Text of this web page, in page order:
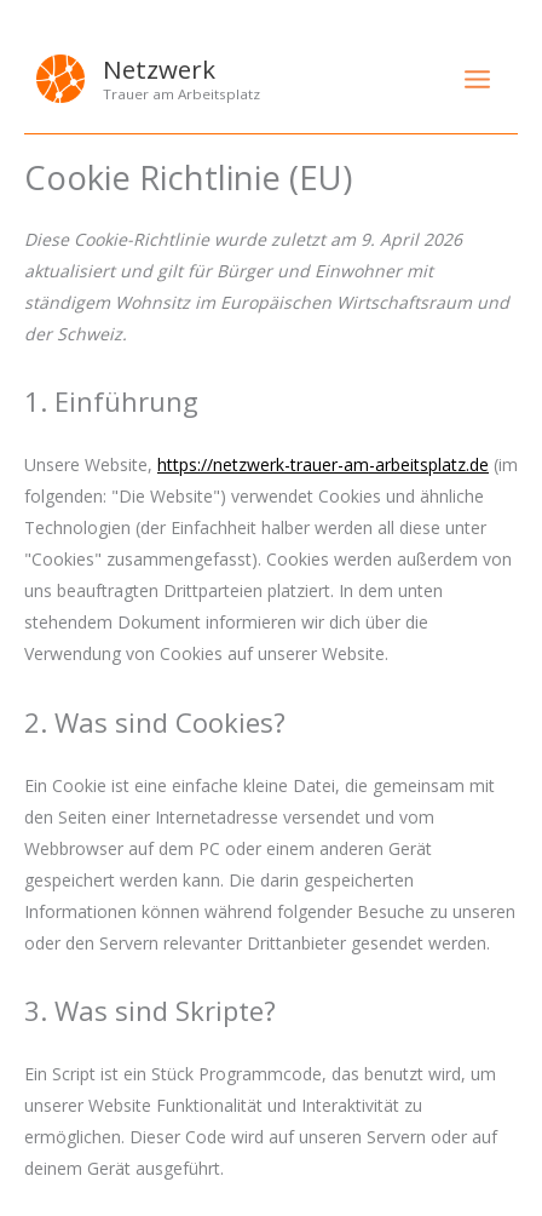
Inhalt
springen
Netzwerk
Trauer am Arbeitsplatz
Cookie Richtlinie (EU)
Diese Cookie-Richtlinie wurde zuletzt am 9. April 2026
aktualisiert und gilt für Bürger und Einwohner mit
ständigem Wohnsitz im Europäischen Wirtschaftsraum und
der Schweiz.
1. Einführung
Unsere Website, https://netzwerk-trauer-am-arbeitsplatz.de (im
folgenden: "Die Website") verwendet Cookies und ähnliche
Technologien (der Einfachheit halber werden all diese unter
"Cookies" zusammengefasst). Cookies werden außerdem von
uns beauftragten Drittparteien platziert. In dem unten
stehendem Dokument informieren wir dich über die
Verwendung von Cookies auf unserer Website.
2. Was sind Cookies?
Ein Cookie ist eine einfache kleine Datei, die gemeinsam mit
den Seiten einer Internetadresse versendet und vom
Webbrowser auf dem PC oder einem anderen Gerät
gespeichert werden kann. Die darin gespeicherten
Informationen können während folgender Besuche zu unseren
oder den Servern relevanter Drittanbieter gesendet werden.
3. Was sind Skripte?
Ein Script ist ein Stück Programmcode, das benutzt wird, um
unserer Website Funktionalität und Interaktivität zu
ermöglichen. Dieser Code wird auf unseren Servern oder auf
deinem Gerät ausgeführt.